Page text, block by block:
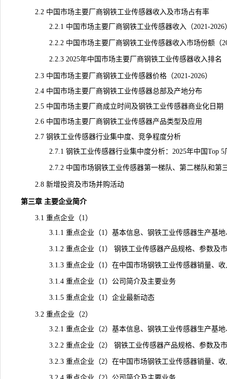
2.2 中国市场主要厂商钢铁工业传感器收入及市场占有率
2.2.1 中国市场主要厂商钢铁工业传感器收入（2021-2026
2.2.2 中国市场主要厂商钢铁工业传感器收入市场份额（
2.2.3 2025年中国市场主要厂商钢铁工业传感器收入排名
2.3 中国市场主要厂商钢铁工业传感器价格（2021-2026）
2.4 中国市场主要厂商钢铁工业传感器总部及产地分布
2.5 中国市场主要厂商成立时间及钢铁工业传感器商业化日期
2.6 中国市场主要厂商钢铁工业传感器产品类型及应用
2.7 钢铁工业传感器行业集中度、竞争程度分析
2.7.1 钢铁工业传感器行业集中度分析：2025年中国Top 5
2.7.2 中国市场钢铁工业传感器第一梯队、第二梯队和第三
2.8 新增投资及市场并购活动
第三章 主要企业简介
3.1 重点企业（1）
3.1.1 重点企业（1）基本信息、钢铁工业传感器生产基地
3.1.2 重点企业（1） 钢铁工业传感器产品规格、参数及市
3.1.3 重点企业（1）在中国市场钢铁工业传感器销量、收入
3.1.4 重点企业（1）公司简介及主要业务
3.1.5 重点企业（1）企业最新动态
3.2 重点企业（2）
3.2.1 重点企业（2）基本信息、钢铁工业传感器生产基地
3.2.2 重点企业（2） 钢铁工业传感器产品规格、参数及市
3.2.3 重点企业（2）在中国市场钢铁工业传感器销量、收入